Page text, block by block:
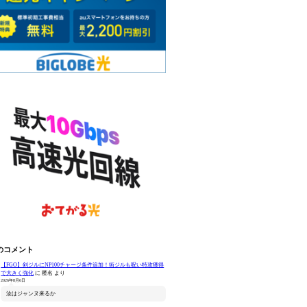
コメント
【FGO】剣ジルにNP100チャージ条件追加！術ジルも呪い特攻獲得
で大きく強化 に 匿名 より
2026年8月6日
汝はジャンヌ来るか